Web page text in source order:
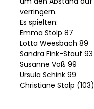
verringern.
Es spielten:
Emma Stolp 87
Lotta Weesbach 89
Sandra Fink-Stauf 93
Susanne Voß 99
Ursula Schink 99
Christiane Stolp (103)